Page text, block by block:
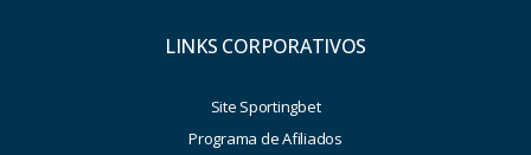
LINKS CORPORATIVOS
Site Sportingbet
Programa de Afiliados